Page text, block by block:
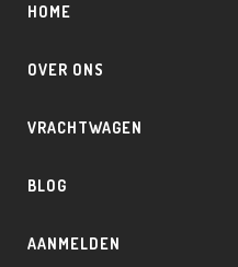
HOME
OVER ONS
VRACHTWAGEN
BLOG
AANMELDEN